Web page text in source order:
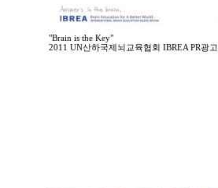
"Brain is the Key"
2011 UN산하국제뇌교육협회 IBREA PR광고